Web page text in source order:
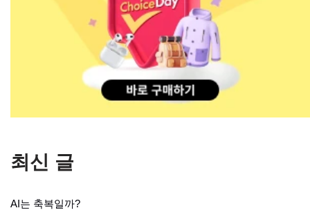
최신 글
AI는 축복일까?